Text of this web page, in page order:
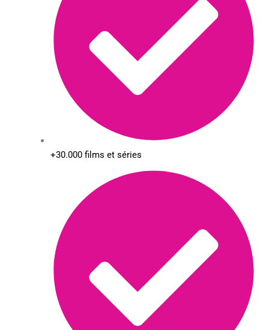
+30.000 films et séries